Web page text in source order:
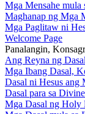
Mga Mensahe mula
Maghanap ng Mga
Mga Paglitaw ni
Welcome Page
Panalangin,
Ang Reyna ng
Mga Ibang Dasal,
Dasal ni Hesus ang
Dasal para sa
Mga Dasal ng Holy